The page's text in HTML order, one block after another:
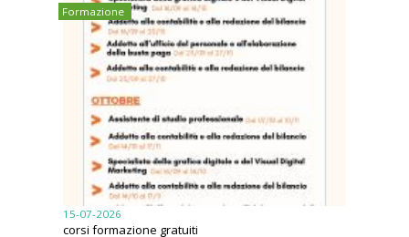
Formazione
15-07-2026
corsi formazione gratuiti